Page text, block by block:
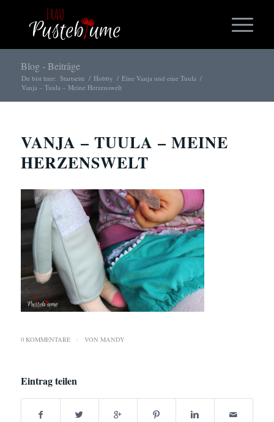
Blog - Beiträge
Du bist hier: Startseite / Hobby / Eine Vanja und eine Tuula /
Vanja – Tuula – Meine Herzenswelt
VANJA – TUULA – MEINE
HERZENSWELT
0 KOMMENTARE / VON MANDY
Eintrag teilen